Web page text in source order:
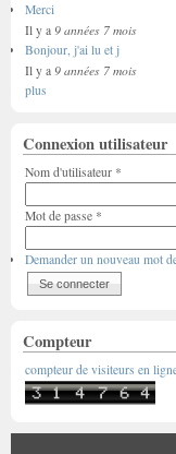
Merci
Il y a 9 années 7 mois
Bonjour, j'ai lu et j
Il y a 9 années 7 mois
plus
Connexion utilisateur
Nom d'utilisateur *
Mot de passe *
Demander un nouveau mot
Compteur
compteur de visiteurs en